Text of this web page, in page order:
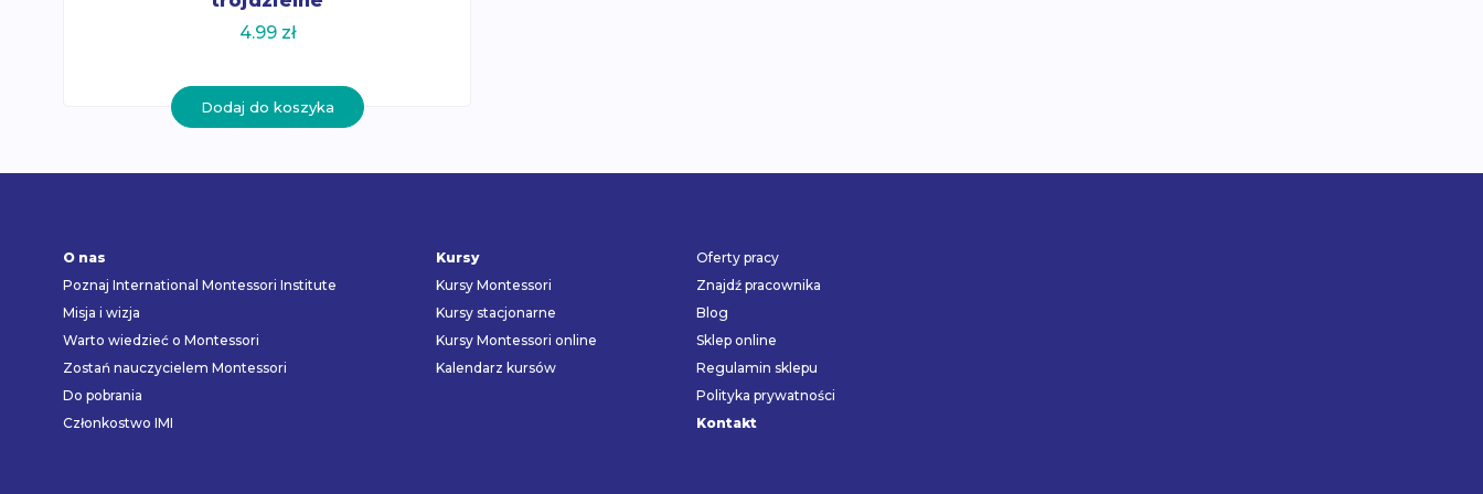
4.99 zł
Dodaj do koszyka
O nas
Poznaj International Montessori Institute
Misja i wizja
Warto wiedzieć o Montessori
Zostań nauczycielem Montessori
Do pobrania
Członkostwo IMI
Kursy
Kursy Montessori
Kursy stacjonarne
Kursy Montessori online
Kalendarz kursów
Oferty pracy
Znajdź pracownika
Blog
Sklep online
Regulamin sklepu
Polityka prywatności
Kontakt